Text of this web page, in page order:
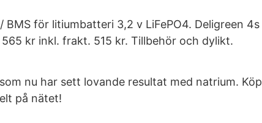
BMS för litiumbatteri 3,2 v LiFePO4. Deligreen 4s
kr inkl. frakt. 515 kr. Tillbehör och dylikt.
nu har sett lovande resultat med natrium. Köp
på nätet!